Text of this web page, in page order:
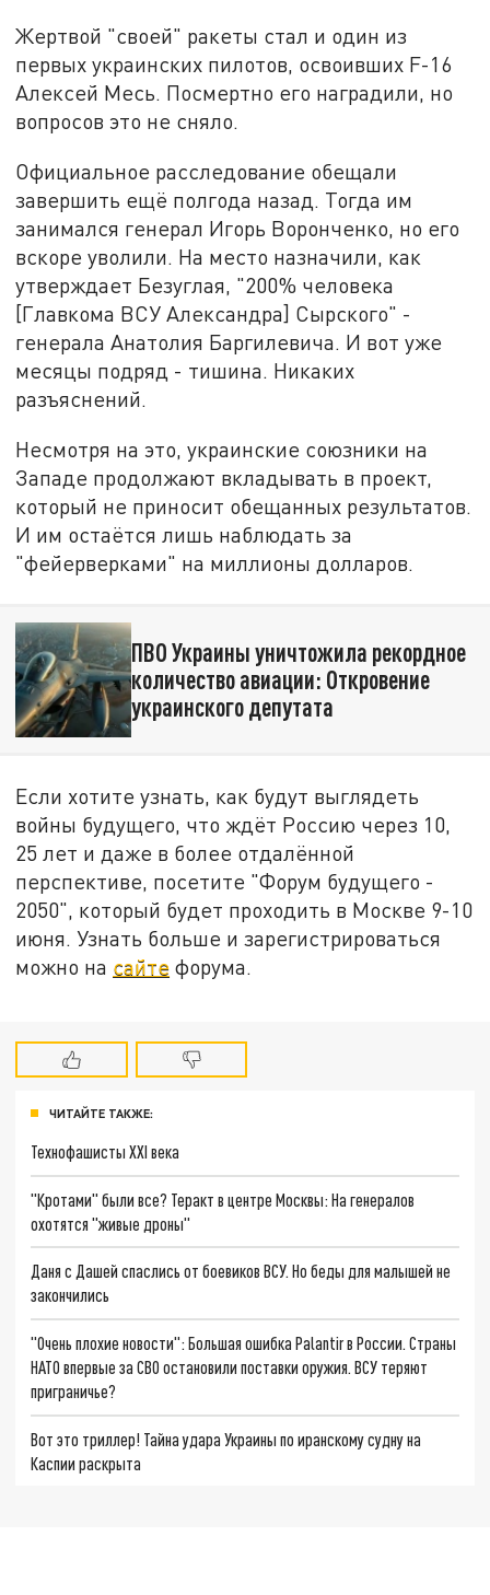
Жертвой "своей" ракеты стал и один из
первых украинских пилотов, освоивших F-16
Алексей Месь. Посмертно его наградили, но
вопросов это не сняло.
Официальное расследование обещали
завершить ещё полгода назад. Тогда им
занимался генерал Игорь Воронченко, но его
вскоре уволили. На место назначили, как
утверждает Безуглая, "200% человека
[Главкома ВСУ Александра] Сырского" -
генерала Анатолия Баргилевича. И вот уже
месяцы подряд - тишина. Никаких
разъяснений.
Несмотря на это, украинские союзники на
Западе продолжают вкладывать в проект,
который не приносит обещанных результатов.
И им остаётся лишь наблюдать за
"фейерверками" на миллионы долларов.
ПВО Украины уничтожила рекордное
количество авиации: Откровение
украинского депутата
Если хотите узнать, как будут выглядеть
войны будущего, что ждёт Россию через 10,
25 лет и даже в более отдалённой
перспективе, посетите "Форум будущего -
2050", который будет проходить в Москве 9-10
июня. Узнать больше и зарегистрироваться
можно на сайте форума.
ЧИТАЙТЕ ТАКЖЕ:
Технофашисты XXI века
"Кротами" были все? Теракт в центре Москвы: На генералов
охотятся "живые дроны"
Даня с Дашей спаслись от боевиков ВСУ. Но беды для малышей не
закончились
"Очень плохие новости": Большая ошибка Palantir в России. Страны
НАТО впервые за СВО остановили поставки оружия. ВСУ теряют
приграничье?
Вот это триллер! Тайна удара Украины по иранскому судну на
Каспии раскрыта